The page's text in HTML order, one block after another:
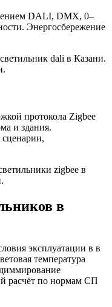
DALI, DMX, 0–
Энергосбережение
dali в Казани.
.
протокола Zigbee
и здания.
zigbee в
.
в
эксплуатации в в
температура
расчёт по нормам СП